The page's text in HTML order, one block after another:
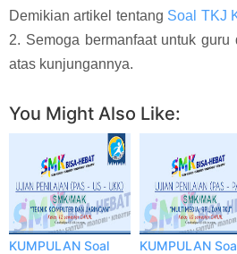
Demikian artikel tentang Soal TKJ
2. Semoga bermanfaat untuk guru
atas kunjungannya.
Facebook Twitter
You Might Also Like: